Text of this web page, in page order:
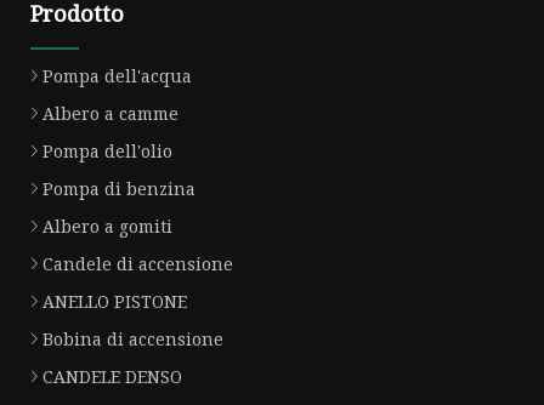
Prodotto
Pompa dell'acqua
Albero a camme
Pompa dell'olio
Pompa di benzina
Albero a gomiti
Candele di accensione
ANELLO PISTONE
Bobina di accensione
CANDELE DENSO